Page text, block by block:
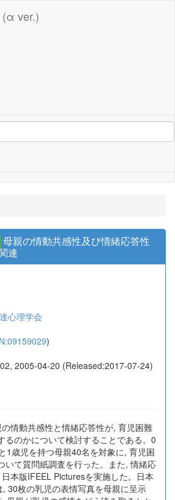
(α ver.)
母親の情動共感性及び情緒応答性
連
心理学会
)
2005-04-20 (Released:2017-07-24)
情動共感性と情緒応答性が, 育児困難
るのかについて検討することである。0
1歳児を持つ母親40名を対象に, 育児困
いて質問紙調査を行った。また, 情緒応
本版IFEEL Picturesを実施した。日本
30枚の乳児の表情写真を母親に呈示